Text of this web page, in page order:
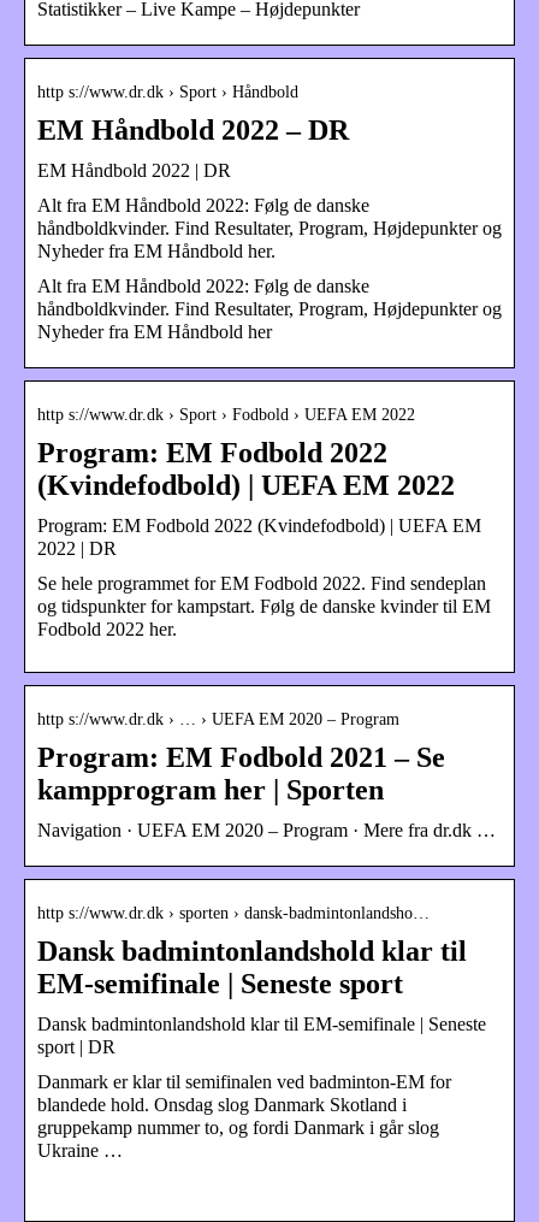
Statistikker – Live Kampe – Højdepunkter
http s://www.dr.dk › Sport › Håndbold
EM Håndbold 2022 – DR
EM Håndbold 2022 | DR
Alt fra EM Håndbold 2022: Følg de danske
håndboldkvinder. Find Resultater, Program, Højdepunkter og
Nyheder fra EM Håndbold her.
Alt fra EM Håndbold 2022: Følg de danske
håndboldkvinder. Find Resultater, Program, Højdepunkter og
Nyheder fra EM Håndbold her
http s://www.dr.dk › Sport › Fodbold › UEFA EM 2022
Program: EM Fodbold 2022
(Kvindefodbold) | UEFA EM 2022
Program: EM Fodbold 2022 (Kvindefodbold) | UEFA EM
2022 | DR
Se hele programmet for EM Fodbold 2022. Find sendeplan
og tidspunkter for kampstart. Følg de danske kvinder til EM
Fodbold 2022 her.
http s://www.dr.dk › … › UEFA EM 2020 – Program
Program: EM Fodbold 2021 – Se
kampprogram her | Sporten
Navigation · UEFA EM 2020 – Program · Mere fra dr.dk …
http s://www.dr.dk › sporten › dansk-badmintonlandsho…
Dansk badmintonlandshold klar til
EM-semifinale | Seneste sport
Dansk badmintonlandshold klar til EM-semifinale | Seneste
sport | DR
Danmark er klar til semifinalen ved badminton-EM for
blandede hold. Onsdag slog Danmark Skotland i
gruppekamp nummer to, og fordi Danmark i går slog
Ukraine …